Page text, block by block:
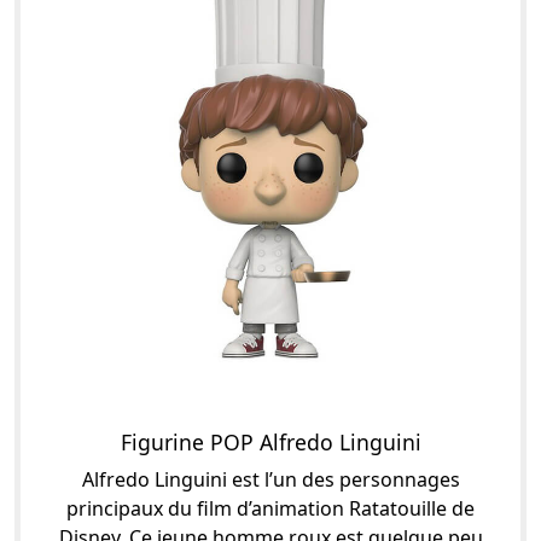
Figurine POP Alfredo Linguini
Alfredo Linguini est l’un des personnages
principaux du film d’animation Ratatouille de